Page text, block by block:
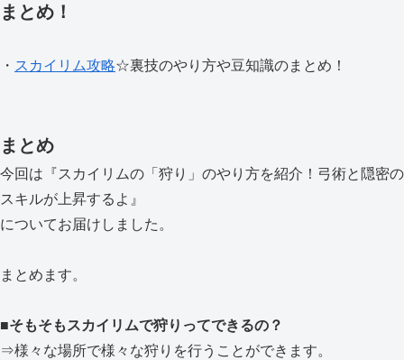
まとめ！
・ スカイリム攻略☆裏技のやり方や豆知識のまとめ！
まとめ
今回は『スカイリムの「狩り」のやり方を紹介！弓術と隠密の
スキルが上昇するよ』
についてお届けしました。
まとめます。
■そもそもスカイリムで狩りってできるの？
⇒様々な場所で様々な狩りを行うことができます。